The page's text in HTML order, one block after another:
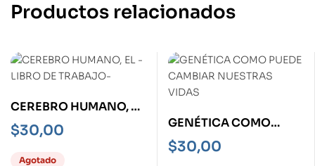
Productos relacionados
CEREBRO HUMANO, EL
-LIBRO DE TRABAJO-
$30,00
Agotado
GENÉTICA COMO
PUEDE CAMBIAR
NUESTRAS VIDAS
$30,00